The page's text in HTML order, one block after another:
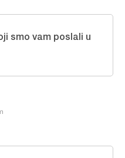
smo vam poslali u